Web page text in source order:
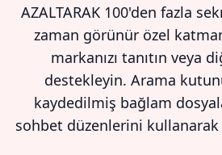
AZALTARAK 100'den fazla
zaman görünür özel
markanızı tanıtın veya
destekleyin. Arama
kaydedilmiş bağlam
sohbet düzenlerini